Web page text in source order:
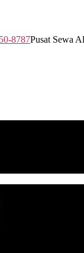
Pusat Sewa